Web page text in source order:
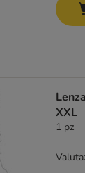
XXL
1 pz